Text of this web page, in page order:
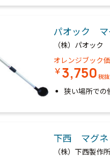
パオック
（株）パオック
オレンジブック
￥3,750 税抜
狭い場所での
下西 マグネ
（株）下西製作所